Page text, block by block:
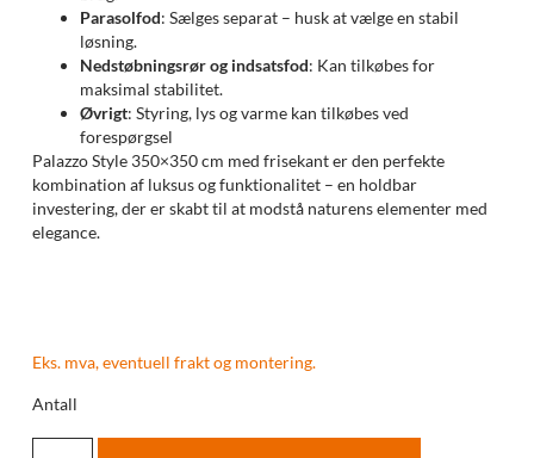
Parasolfod: Sælges separat – husk at vælge en stabil
løsning.
Nedstøbningsrør og indsatsfod: Kan tilkøbes for
maksimal stabilitet.
Øvrigt: Styring, lys og varme kan tilkøbes ved
forespørgsel
Palazzo Style 350×350 cm med frisekant er den perfekte
kombination af luksus og funktionalitet – en holdbar
investering, der er skabt til at modstå naturens elementer med
elegance.
Eks. mva, eventuell frakt og montering.
Antall